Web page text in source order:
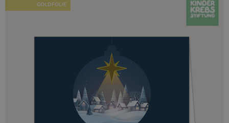
GOLDFOLIE